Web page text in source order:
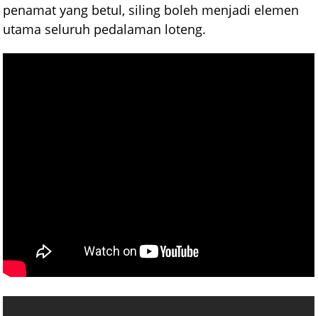
penamat yang betul, siling boleh menjadi elemen
utama seluruh pedalaman loteng.